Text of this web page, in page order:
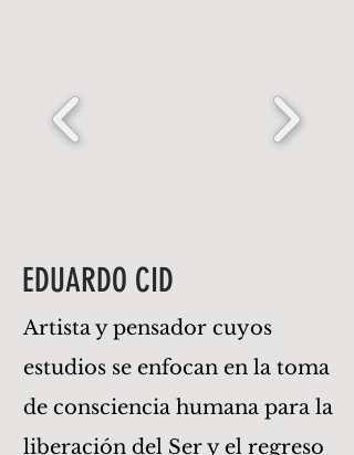
EDUARDO CID
Artista y pensador cuyos
estudios se enfocan en la toma
de consciencia humana para la
liberación del Ser y el regreso